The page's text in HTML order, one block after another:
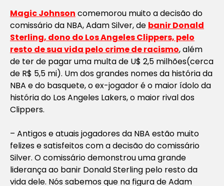
Magic Johnson comemorou muito a decisão do
comissário da NBA, Adam Silver, de banir Donald
Sterling, dono do Los Angeles Clippers, pelo
resto de sua vida pelo crime de racismo, além
de ter de pagar uma multa de U$ 2,5 milhões(cerca
de R$ 5,5 mi). Um dos grandes nomes da história da
NBA e do basquete, o ex-jogador é o maior ídolo da
história do Los Angeles Lakers, o maior rival dos
Clippers.
– Antigos e atuais jogadores da NBA estão muito
felizes e satisfeitos com a decisão do comissário
Silver. O comissário demonstrou uma grande
liderança ao banir Donald Sterling pelo resto da
vida dele. Nós sabemos que na figura de Adam